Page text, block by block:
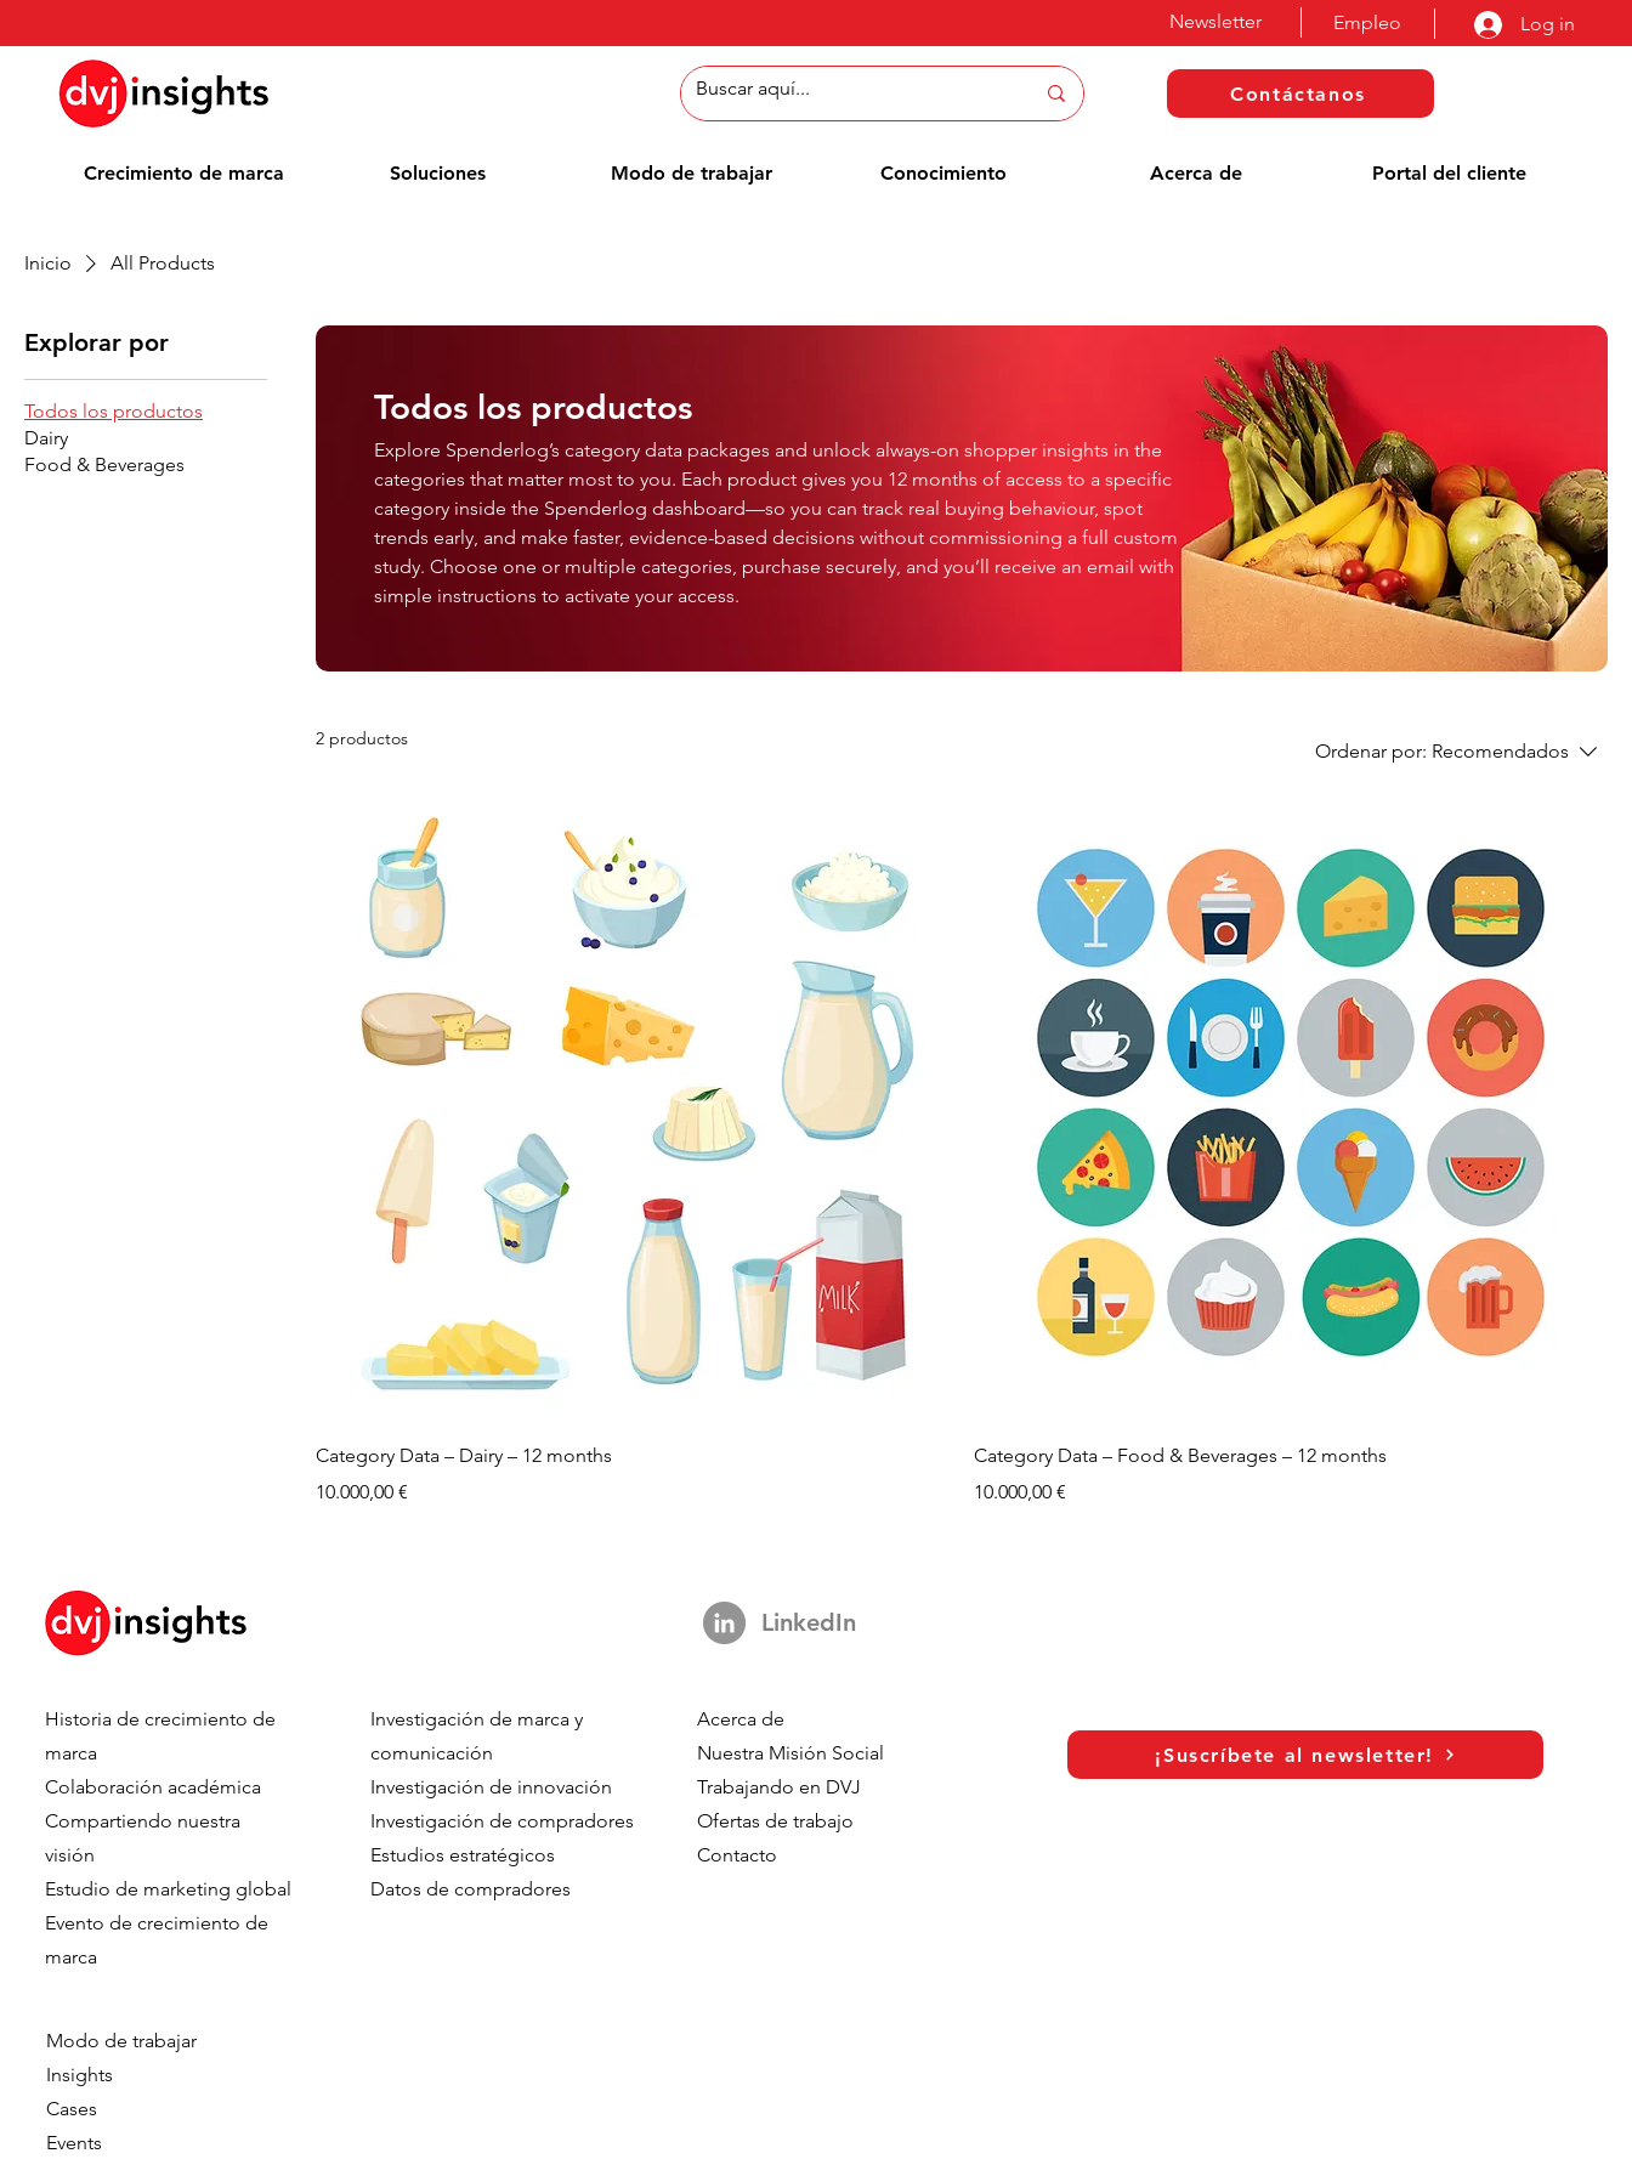
Empleo Log in
Newsletter
Contáctanos
Crecimiento de marca Soluciones Modo de trabajar Conocimiento Acerca de Portal del cliente
Inicio All Products
Explorar por
Todos los productos
Dairy
Food & Beverages
Todos los productos
Explore Spenderlog’s category data packages and unlock always-on shopper insights in the
categories that matter most to you. Each product gives you 12 months of access to a specific
category inside the Spenderlog dashboard—so you can track real buying behaviour, spot
trends early, and make faster, evidence-based decisions without commissioning a full custom
study. Choose one or multiple categories, purchase securely, and you’ll receive an email with
simple instructions to activate your access.
2 productos
Ordenar por: Recomendados
Category Data – Dairy – 12 months
Precio
10.000,00 €
Category Data – Food & Beverages – 12 months
Precio
10.000,00 €
Historia de crecimiento de
marca
Colaboración académica
Compartiendo nuestra
visión
Estudio de marketing global
Evento de crecimiento de
marca​​
Modo de trabajar
Insights
Cases
Events
Investigación de marca y
comunicación
Investigación de innovación
Investigación de compradores
Estudios estratégicos
Datos de compradores
LinkedIn
Acerca de
Nuestra Misión Social
Trabajando en DVJ
Ofertas de trabajo
Contacto
¡Suscríbete al newsletter!